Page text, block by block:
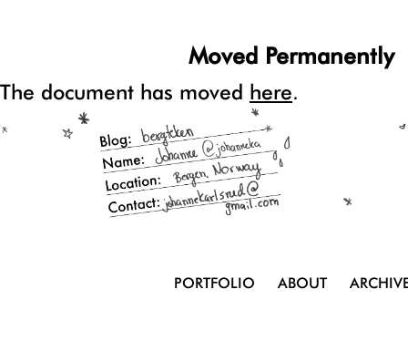
Moved Permanently
The document has moved here.
PORTFOLIO ABOUT